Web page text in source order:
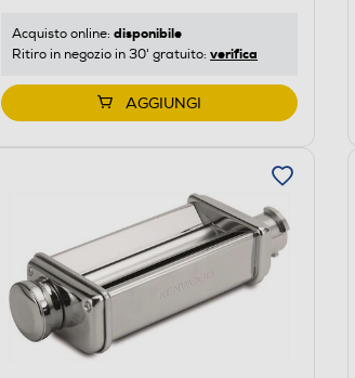
Acquisto online: disponibile
Ritiro in negozio in 30' gratuito: verifica
AGGIUNGI